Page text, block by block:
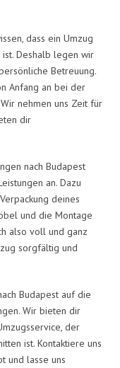
dass ein Umzug
Deshalb legen wir
Betreuung.
Anfang an bei der
nehmen uns Zeit für
dir
nach Budapest
an. Dazu
deines
und die Montage
also voll und ganz
sorgfältig und
Budapest auf die
Wir bieten dir
der
ist. Kontaktiere uns
und lasse uns